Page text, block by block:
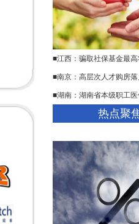
■江西：骗取社保基金最
■南京：高层次人才购房
■湖南：湖南省本级职工
热点聚